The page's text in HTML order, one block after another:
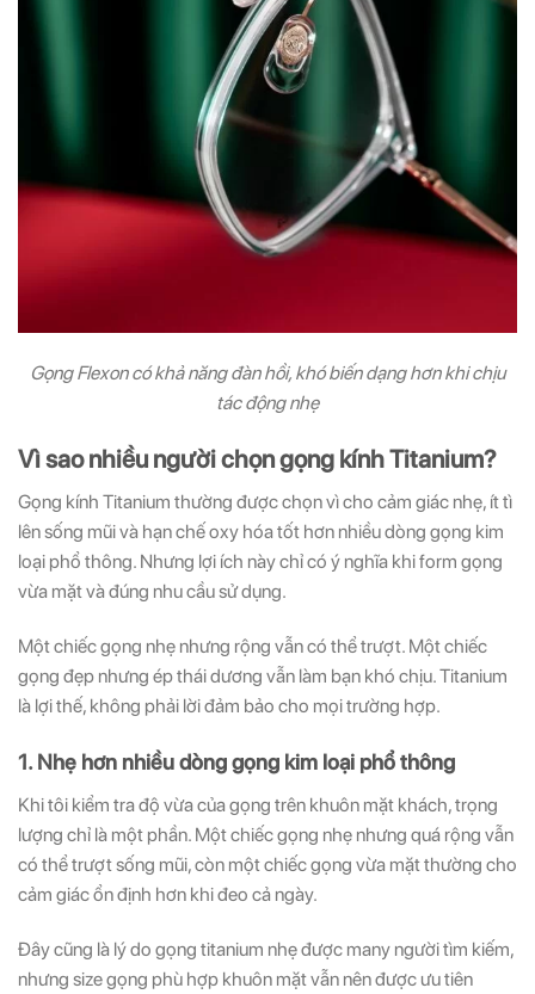
Gọng Flexon có khả năng đàn hồi, khó biến dạng hơn khi chịu
tác động nhẹ
Vì sao nhiều người chọn gọng kính Titanium?
Gọng kính Titanium thường được chọn vì cho cảm giác nhẹ, ít tì
lên sống mũi và hạn chế oxy hóa tốt hơn nhiều dòng gọng kim
loại phổ thông. Nhưng lợi ích này chỉ có ý nghĩa khi form gọng
vừa mặt và đúng nhu cầu sử dụng.
Một chiếc gọng nhẹ nhưng rộng vẫn có thể trượt. Một chiếc
gọng đẹp nhưng ép thái dương vẫn làm bạn khó chịu. Titanium
là lợi thế, không phải lời đảm bảo cho mọi trường hợp.
1. Nhẹ hơn nhiều dòng gọng kim loại phổ thông
Khi tôi kiểm tra độ vừa của gọng trên khuôn mặt khách, trọng
lượng chỉ là một phần. Một chiếc gọng nhẹ nhưng quá rộng vẫn
có thể trượt sống mũi, còn một chiếc gọng vừa mặt thường cho
cảm giác ổn định hơn khi đeo cả ngày.
Đây cũng là lý do gọng titanium nhẹ được many người tìm kiếm,
nhưng size gọng phù hợp khuôn mặt vẫn nên được ưu tiên